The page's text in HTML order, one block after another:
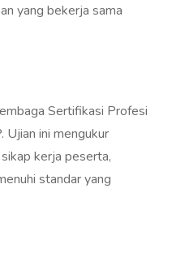
yang bekerja sama
Sertifikasi Profesi
Ujian ini mengukur
kerja peserta,
standar yang